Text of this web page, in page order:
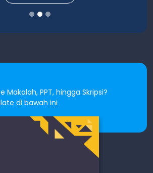
PPT, hingga Skripsi?
di bawah ini